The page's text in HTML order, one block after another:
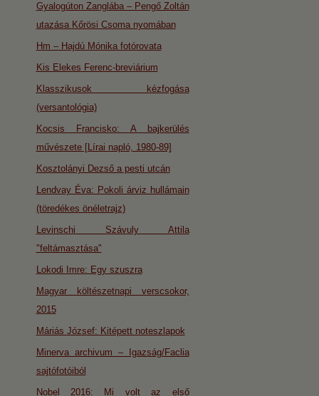
Gyalogúton Zanglába – Pengő Zoltán
utazása Kőrösi Csoma nyomában
Hm – Hajdú Mónika fotórovata
Kis Elekes Ferenc-breviárium
Klasszikusok kézfogása
(versantológia)
Kocsis Francisko: A bajkerülés
művészete [Lírai napló, 1980-89]
Kosztolányi Dezső a pesti utcán
Lendvay Éva: Pokoli árviz hullámain
(töredékes önéletrajz)
Levinschi Szávuly Attila
"feltámasztása"
Lokodi Imre: Egy szuszra
Magyar költészetnapi verscsokor,
2015
Máriás József: Kitépett noteszlapok
Minerva archivum – Igazság/Faclia
sajtófotóiból
Nobel 2016: Mi volt az első